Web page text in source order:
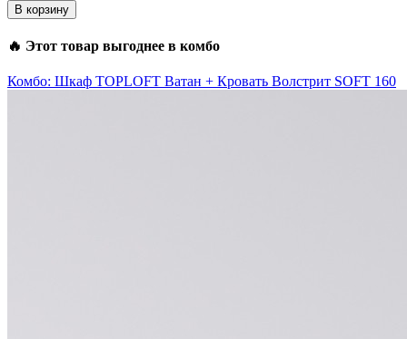
В корзину
🔥 Этот товар выгоднее в комбо
Комбо: Шкаф TOPLOFT Ватан + Кровать Волстрит SOFT 160